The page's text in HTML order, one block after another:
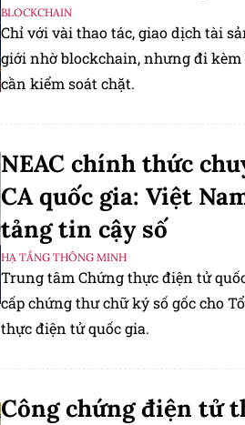
BLOCKCHAIN
Chỉ với vài thao tác, giao dịch tài
giới nhờ blockchain, nhưng đi
cần kiểm soát chặt.
NEAC chính thức
CA quốc gia: Việt
tảng tin cậy số
HẠ TẦNG THÔNG MINH
Trung tâm Chứng thực điện tử
cấp chứng thư chữ ký số gốc cho
thực điện tử quốc gia.
Công chứng điện tử